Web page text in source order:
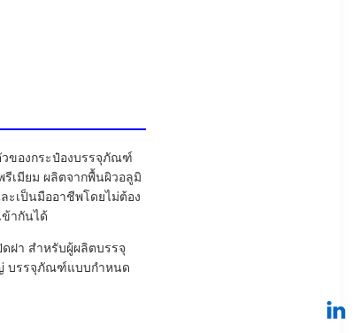
วของกระป๋องบรรจุภัณฑ์
เมียม ผลิตจากพื้นผิวอลูมิ
ะเป็นมืออาชีพโดยไม่ต้อง
ากันได้
ฝา สำหรับผู้ผลิตบรรจุ
บรรจุภัณฑ์แบบกำหนด